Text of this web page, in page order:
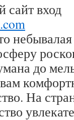
вход
до
На